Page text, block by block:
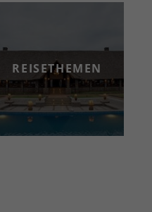
REISETHEMEN